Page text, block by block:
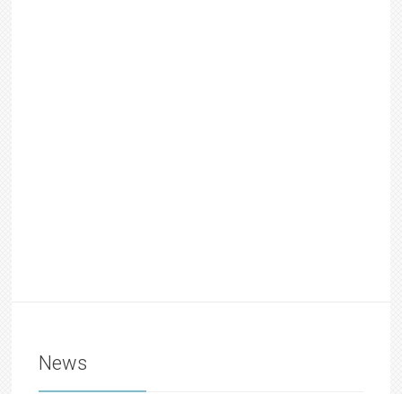
News